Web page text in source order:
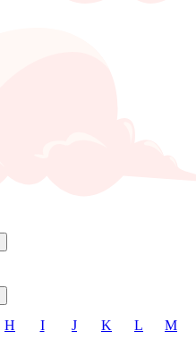
H I J K L M